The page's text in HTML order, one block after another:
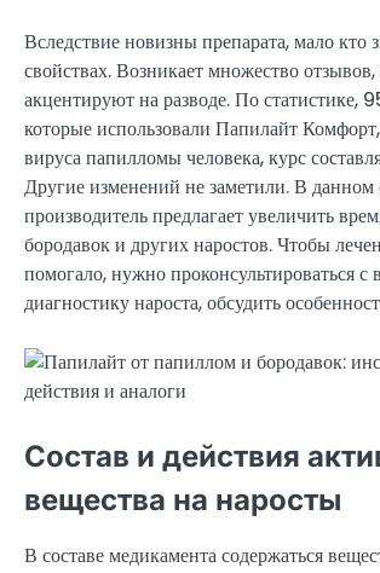
Вследствие новизны препарата, мало кто
свойствах. Возникает множество
акцентируют на разводе. По статистике,
которые использовали Папилайт
вируса папилломы человека, курс
Другие изменений не заметили. В данном
производитель предлагает увеличить
бородавок и других наростов. Чтобы
помогало, нужно проконсультироваться с
диагностику нароста, обсудить
Состав и действия
вещества на наросты
В составе медикамента содержаться